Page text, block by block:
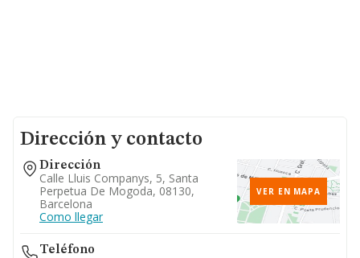
Dirección y contacto
Dirección
Calle Lluis Companys, 5, Santa
Perpetua De Mogoda, 08130,
Barcelona
Como llegar
VER EN MAPA
Teléfono